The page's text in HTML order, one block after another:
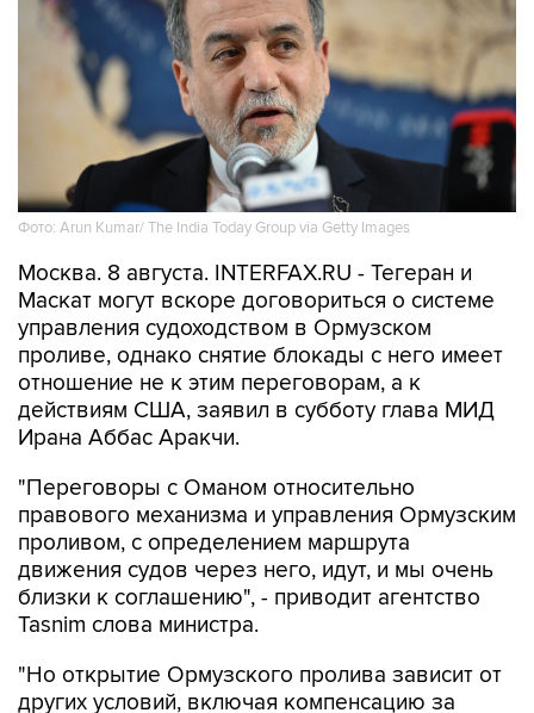
Фото: Arun Kumar/ The India Today Group via Getty Images
Москва. 8 августа. INTERFAX.RU - Тегеран и
Маскат могут вскоре договориться о системе
управления судоходством в Ормузском
проливе, однако снятие блокады с него имеет
отношение не к этим переговорам, а к
действиям США, заявил в субботу глава МИД
Ирана Аббас Аракчи.
"Переговоры с Оманом относительно
правового механизма и управления Ормузским
проливом, с определением маршрута
движения судов через него, идут, и мы очень
близки к соглашению", - приводит агентство
Tasnim слова министра.
"Но открытие Ормузского пролива зависит от
других условий, включая компенсацию за